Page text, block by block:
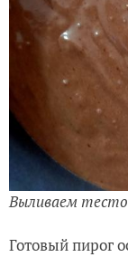
Выливаем
Готовый пирог